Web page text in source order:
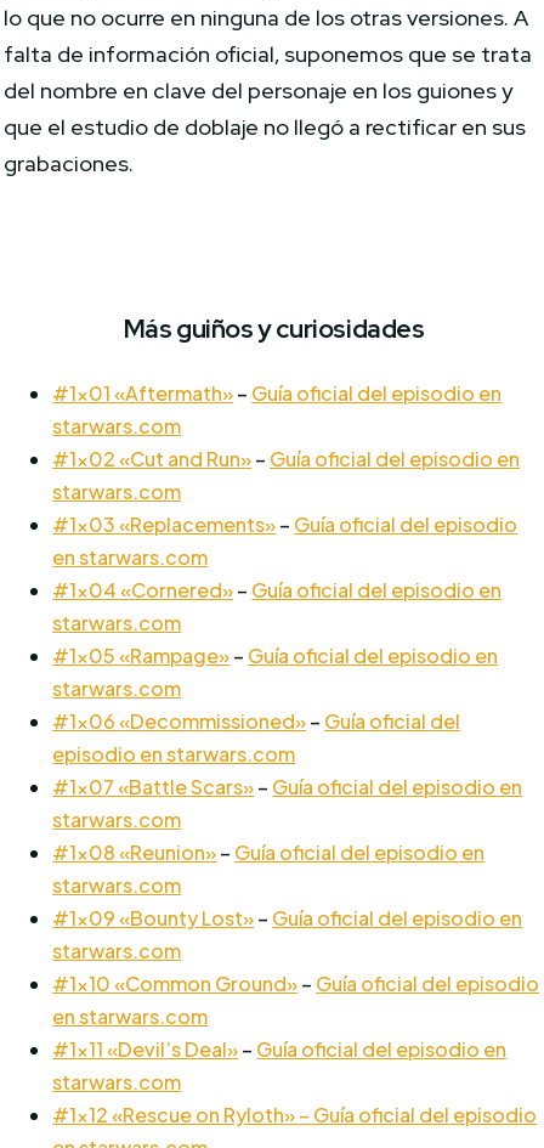
lo que no ocurre en ninguna de los otras versiones. A
falta de información oficial, suponemos que se trata
del nombre en clave del personaje en los guiones y
que el estudio de doblaje no llegó a rectificar en sus
grabaciones.
Más guiños y curiosidades
#1×01 «Aftermath»– Guía oficial del episodio en
starwars.com
#1×02 «Cut and Run»– Guía oficial del episodio en
starwars.com
#1×03 «Replacements»– Guía oficial del episodio
en starwars.com
#1×04 «Cornered»– Guía oficial del episodio en
starwars.com
#1×05 «Rampage»– Guía oficial del episodio en
starwars.com
#1×06 «Decommissioned»– Guía oficial del
episodio en starwars.com
#1×07 «Battle Scars»– Guía oficial del episodio en
starwars.com
#1×08 «Reunion»– Guía oficial del episodio en
starwars.com
#1×09 «Bounty Lost»– Guía oficial del episodio en
starwars.com
#1×10 «Common Ground»– Guía oficial del episodio
en starwars.com
#1×11 «Devil’s Deal»– Guía oficial del episodio en
starwars.com
#1×12 «Rescue on Ryloth» – Guía oficial del episodio